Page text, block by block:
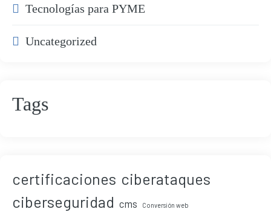
Tecnologías para PYME
Uncategorized
Tags
certificaciones ciberataques
ciberseguridad cms Conversión web